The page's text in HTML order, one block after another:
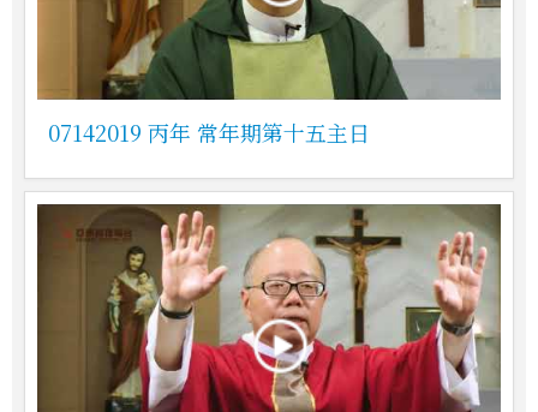
07142019 丙年 常年期第十五主日